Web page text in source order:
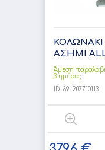
ΚΟΛΩΝΑΚΙ
ΑΣΗΜΙ
Άμεση
3 ημέρες
ID:69-207710113